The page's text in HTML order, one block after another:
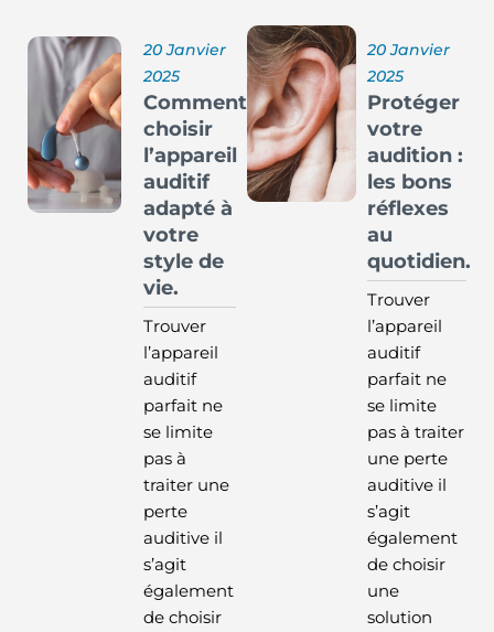
20 Janvier
2025
Comment
choisir
l’appareil
auditif
adapté à
votre
style de
vie.
Trouver
l’appareil
auditif
parfait ne
se limite
pas à
traiter une
perte
auditive il
s’agit
également
de choisir
20 Janvier
2025
Protéger
votre
audition :
les bons
réflexes
au
quotidien.
Trouver
l’appareil
auditif
parfait ne
se limite
pas à traiter
une perte
auditive il
s’agit
également
de choisir
une
solution